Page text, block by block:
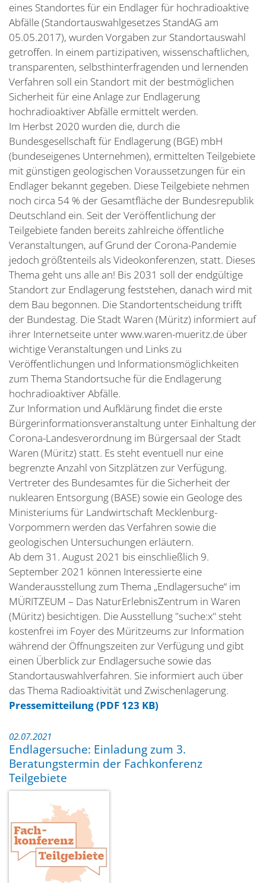
eines Standortes für ein Endlager für hochradioaktive
Abfälle (Standortauswahlgesetzes StandAG am
05.05.2017), wurden Vorgaben zur Standortauswahl
getroffen. In einem partizipativen, wissenschaftlichen,
transparenten, selbsthinterfragenden und lernenden
Verfahren soll ein Standort mit der bestmöglichen
Sicherheit für eine Anlage zur Endlagerung
hochradioaktiver Abfälle ermittelt werden.
Im Herbst 2020 wurden die, durch die
Bundesgesellschaft für Endlagerung (BGE) mbH
(bundeseigenes Unternehmen), ermittelten Teilgebiete
mit günstigen geologischen Voraussetzungen für ein
Endlager bekannt gegeben. Diese Teilgebiete nehmen
noch circa 54 % der Gesamtfläche der Bundesrepublik
Deutschland ein. Seit der Veröffentlichung der
Teilgebiete fanden bereits zahlreiche öffentliche
Veranstaltungen, auf Grund der Corona-Pandemie
jedoch größtenteils als Videokonferenzen, statt. Dieses
Thema geht uns alle an! Bis 2031 soll der endgültige
Standort zur Endlagerung feststehen, danach wird mit
dem Bau begonnen. Die Standortentscheidung trifft
der Bundestag. Die Stadt Waren (Müritz) informiert auf
ihrer Internetseite unter www.waren-mueritz.de über
wichtige Veranstaltungen und Links zu
Veröffentlichungen und Informationsmöglichkeiten
zum Thema Standortsuche für die Endlagerung
hochradioaktiver Abfälle.
Zur Information und Aufklärung findet die erste
Bürgerinformationsveranstaltung unter Einhaltung der
Corona-Landesverordnung im Bürgersaal der Stadt
Waren (Müritz) statt. Es steht eventuell nur eine
begrenzte Anzahl von Sitzplätzen zur Verfügung.
Vertreter des Bundesamtes für die Sicherheit der
nuklearen Entsorgung (BASE) sowie ein Geologe des
Ministeriums für Landwirtschaft Mecklenburg-
Vorpommern werden das Verfahren sowie die
geologischen Untersuchungen erläutern.
Ab dem 31. August 2021 bis einschließlich 9.
September 2021 können Interessierte eine
Wanderausstellung zum Thema „Endlagersuche“ im
MÜRITZEUM – Das NaturErlebnisZentrum in Waren
(Müritz) besichtigen. Die Ausstellung "suche:x" steht
kostenfrei im Foyer des Müritzeums zur Information
während der Öffnungszeiten zur Verfügung und gibt
einen Überblick zur Endlagersuche sowie das
Standortauswahlverfahren. Sie informiert auch über
das Thema Radioaktivität und Zwischenlagerung.
Pressemitteilung (PDF 123 KB)
02.07.2021
Endlagersuche: Einladung zum 3.
Beratungstermin der Fachkonferenz
Teilgebiete